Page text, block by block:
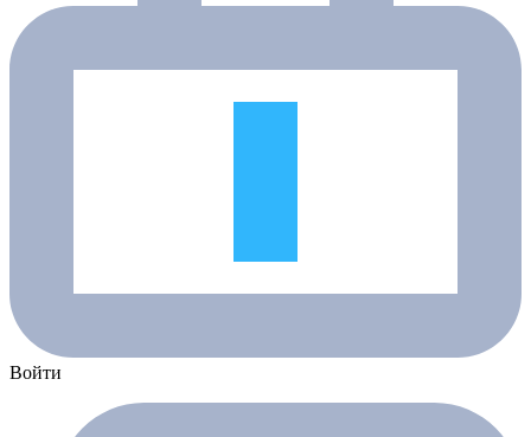
Войти